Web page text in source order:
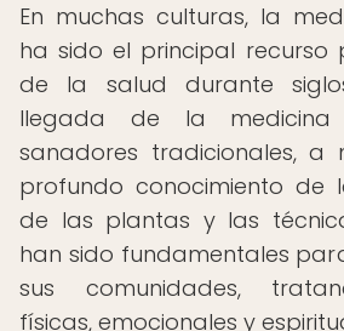
En muchas culturas, la
ha sido el principal recurso
de la salud durante
llegada de la medicina
sanadores tradicionales, a
profundo conocimiento de
de las plantas y las
han sido fundamentales
sus comunidades,
físicas, emocionales y